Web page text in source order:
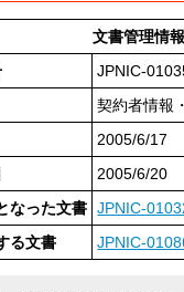
文書管理情報
JPNIC-
契約者情報
2005/6/17
2005/6/20
なった文書
JPNIC-
る文書
JPNIC-